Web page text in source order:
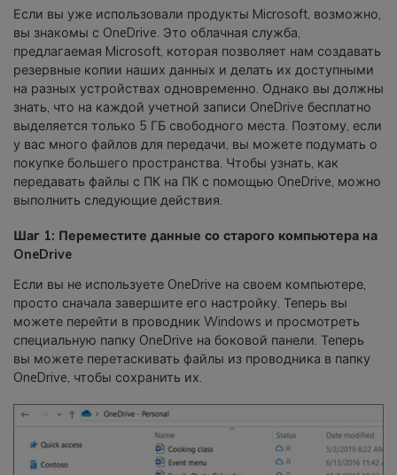
Если вы уже использовали продукты Microsoft, возможно,
вы знакомы с OneDrive. Это облачная служба,
предлагаемая Microsoft, которая позволяет нам создавать
резервные копии наших данных и делать их доступными
на разных устройствах одновременно. Однако вы должны
знать, что на каждой учетной записи OneDrive бесплатно
выделяется только 5 ГБ свободного места. Поэтому, если
у вас много файлов для передачи, вы можете подумать о
покупке большего пространства. Чтобы узнать, как
передавать файлы с ПК на ПК с помощью OneDrive, можно
выполнить следующие действия.
Шаг 1: Переместите данные со старого компьютера на
OneDrive
Если вы не используете OneDrive на своем компьютере,
просто сначала завершите его настройку. Теперь вы
можете перейти в проводник Windows и просмотреть
специальную папку OneDrive на боковой панели. Теперь
вы можете перетаскивать файлы из проводника в папку
OneDrive, чтобы сохранить их.